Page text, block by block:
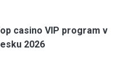
casino VIP program v
2026